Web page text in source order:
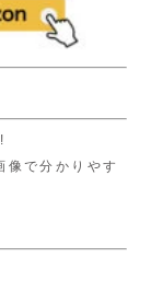
で分かりやす